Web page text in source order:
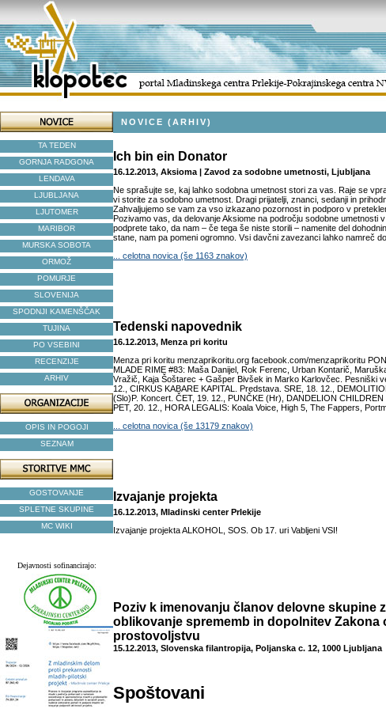
TA TEDEN
GORNJA RADGONA
LENDAVA
LJUBLJANA
LJUTOMER
MARIBOR
MURSKA SOBOTA
ORMOŽ
POMURJE
SLOVENIJA
SPODNJI KAMENŠČAK
TUJINA
PO VSEBINI
RECENZIJE
ARHIV
OPIS IN POGOJI
SEZNAM
GOSTOVANJE
SPLETNE SKUPINE
MC WIKI
Dejavnosti sofinancirajo:
NOVICE (ARHIV)
Ich bin ein Donator
16.12.2013, Aksioma | Zavod za sodobne umetnosti, Ljubljana
Ne sprašujte se, kaj lahko sodobna umetnost stori za vas. Raje se
vi storite za sodobno umetnost. Dragi prijatelji, znanci, sedanji in
Zahvaljujemo se vam za vso izkazano pozornost in podporo v
Pozivamo vas, da delovanje Aksiome na področju sodobne umetnosti
podprete tako, da nam – če tega še niste storili – namenite del
stane, nam pa pomeni ogromno. Vsi davčni zavezanci lahko namreč do
... celotna novica (še 1163 znakov)
Tedenski napovednik
16.12.2013, Menza pri koritu
Menza pri koritu menzaprikoritu.org facebook.com/menzaprikoritu
MLADE RIME #83: Maša Danijel, Rok Ferenc, Urban Kontarič,
Vražič, Kaja Šoštarec + Gašper Bivšek in Marko Karlovčec. Pesniški
12., CIRKUS KABARE KAPITAL. Predstava. SRE, 18. 12.,
(Slo)P. Koncert. ČET, 19. 12., PUNČKE (Hr), DANDELION CHILDREN
PET, 20. 12., HORA LEGALIS: Koala Voice, High 5, The Fappers,
... celotna novica (še 13179 znakov)
Izvajanje projekta
16.12.2013, Mladinski center Prlekije
Izvajanje projekta ALKOHOL, SOS. Ob 17. uri Vabljeni VSI!
Poziv k imenovanju članov delovne skupine
oblikovanje sprememb in dopolnitev Zakona
prostovoljstvu
15.12.2013, Slovenska filantropija, Poljanska c. 12, 1000 Ljubljana
Spoštovani